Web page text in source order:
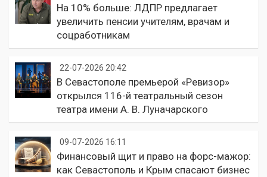
На 10% больше: ЛДПР предлагает
увеличить пенсии учителям, врачам и
соцработникам
22-07-2026 20:42
В Севастополе премьерой «Ревизор»
открылся 116-й театральный сезон
театра имени А. В. Луначарского
09-07-2026 16:11
Финансовый щит и право на форс-мажор:
как Севастополь и Крым спасают бизнес